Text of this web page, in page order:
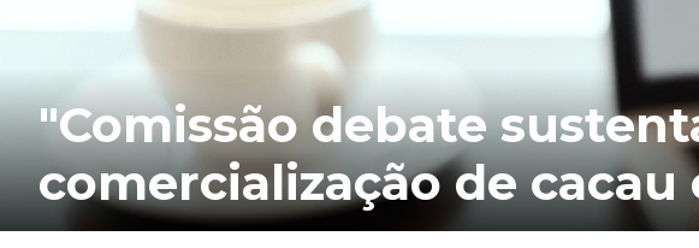
"Comissão debate
comercialização de cacau